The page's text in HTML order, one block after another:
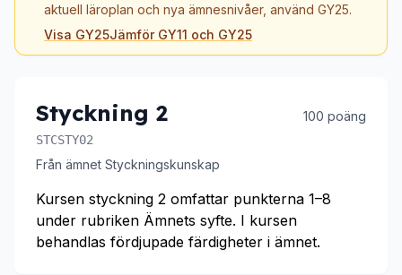
aktuell läroplan och nya ämnesnivåer, använd GY25.
Visa GY25Jämför GY11 och GY25
Styckning 2 100 poäng
STCSTY02
Från ämnet Styckningskunskap
Kursen styckning 2 omfattar punkterna 1–8
under rubriken Ämnets syfte. I kursen
behandlas fördjupade färdigheter i ämnet.